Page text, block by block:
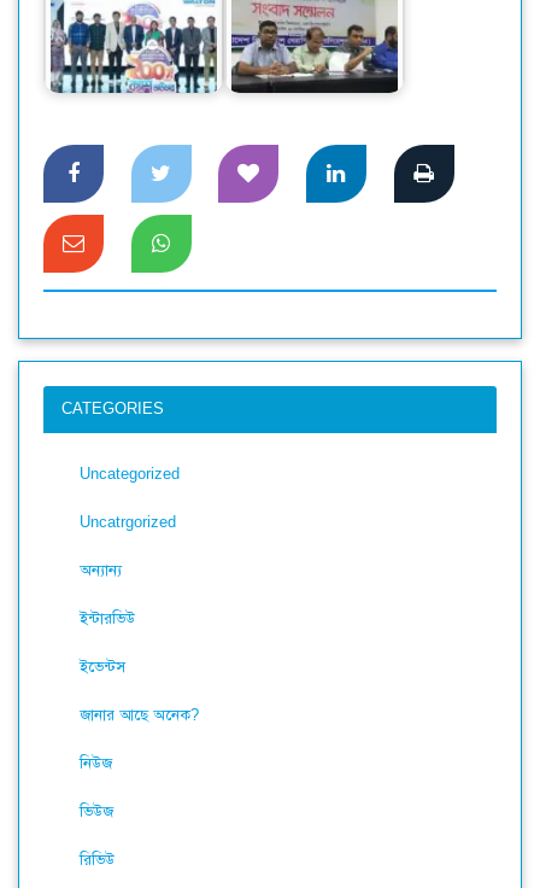
ওয়ালটন ফ্রিজ কিনে
কোটি কোটি টাকার
ক্যাশব্যাকের সুযোগ
ফিজিওথেরাপি
চিকিৎসকদের বিরুদ্ধে
আপত্তিকর বক্তব্যের…
CATEGORIES
Uncategorized
Uncatrgorized
অন্যান্য
ইন্টারভিউ
ইভেন্টস
জানার আছে অনেক?
নিউজ
ভিউজ
রিভিউ